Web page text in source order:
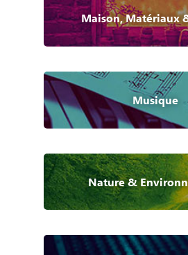
Maison, Matériaux
Musique
Nature &